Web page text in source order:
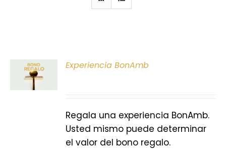
Experiencia BonAmb
Regala una experiencia BonAmb.
Usted mismo puede determinar
el valor del bono regalo.